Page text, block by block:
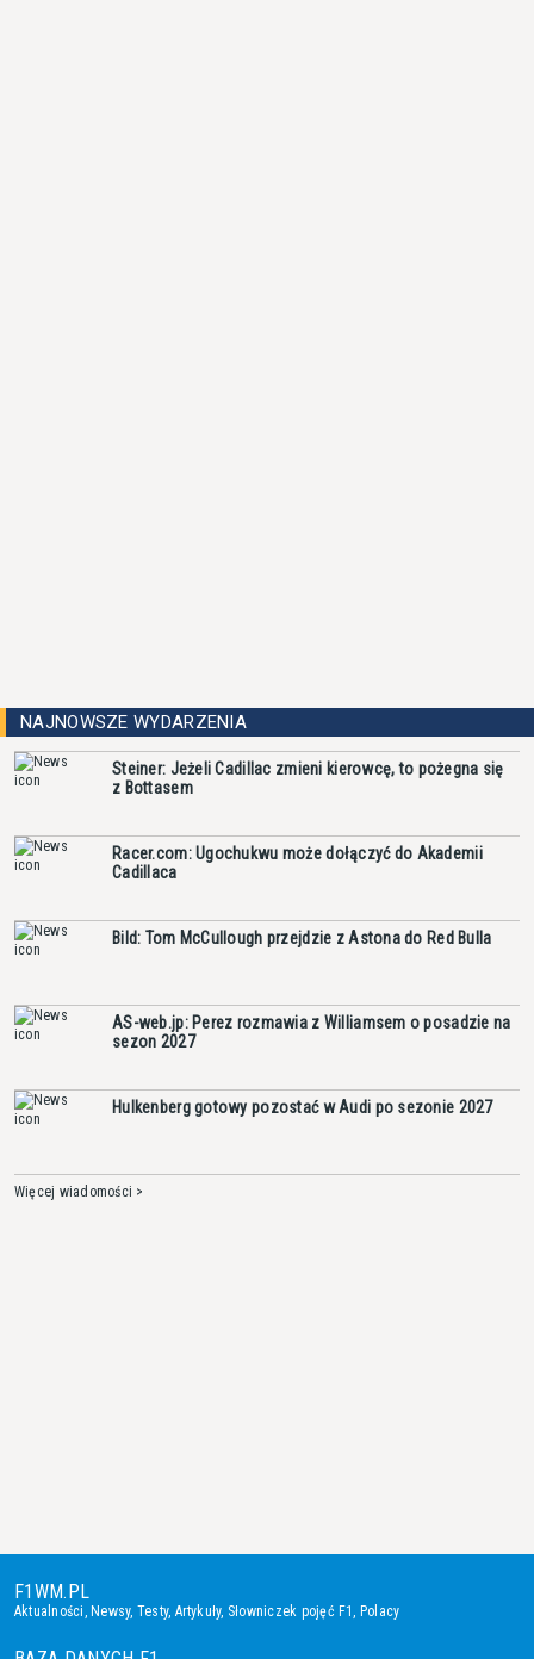
NAJNOWSZE WYDARZENIA
Steiner: Jeżeli Cadillac zmieni kierowcę, to pożegna się
z Bottasem
Racer.com: Ugochukwu może dołączyć do Akademii
Cadillaca
Bild: Tom McCullough przejdzie z Astona do Red Bulla
AS-web.jp: Perez rozmawia z Williamsem o posadzie na
sezon 2027
Hulkenberg gotowy pozostać w Audi po sezonie 2027
Więcej wiadomości >
F1WM.PL
Aktualności, Newsy, Testy, Artykuły, Słowniczek pojęć F1, Polacy